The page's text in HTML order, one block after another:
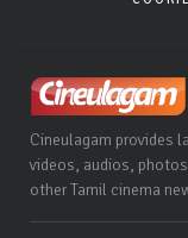
Cineulagam provides
videos, audios,
other Tamil cinema